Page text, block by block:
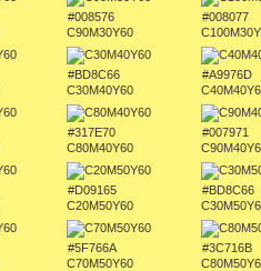
#008576
C90M30Y60
#008077
#BD8C66
C30M40Y60
#A9976D
#317E70
C80M40Y60
#007971
#D09165
C20M50Y60
#BD8C66
#5F766A
C70M50Y60
#3C716B